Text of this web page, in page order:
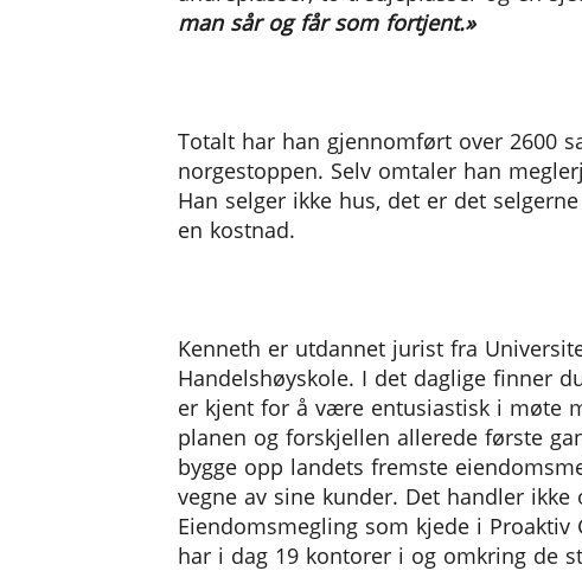
man sår og får som fortjent.»
Totalt har han gjennomført over 2600
norgestoppen. Selv omtaler han
Han selger ikke hus, det er det
en kostnad.
Kenneth er utdannet jurist fra
Handelshøyskole. I det daglige finner
er kjent for å være entusiastisk i møte
planen og forskjellen allerede første
bygge opp landets fremste
vegne av sine kunder. Det handler
Eiendomsmegling som kjede i
har i dag 19 kontorer i og omkring de